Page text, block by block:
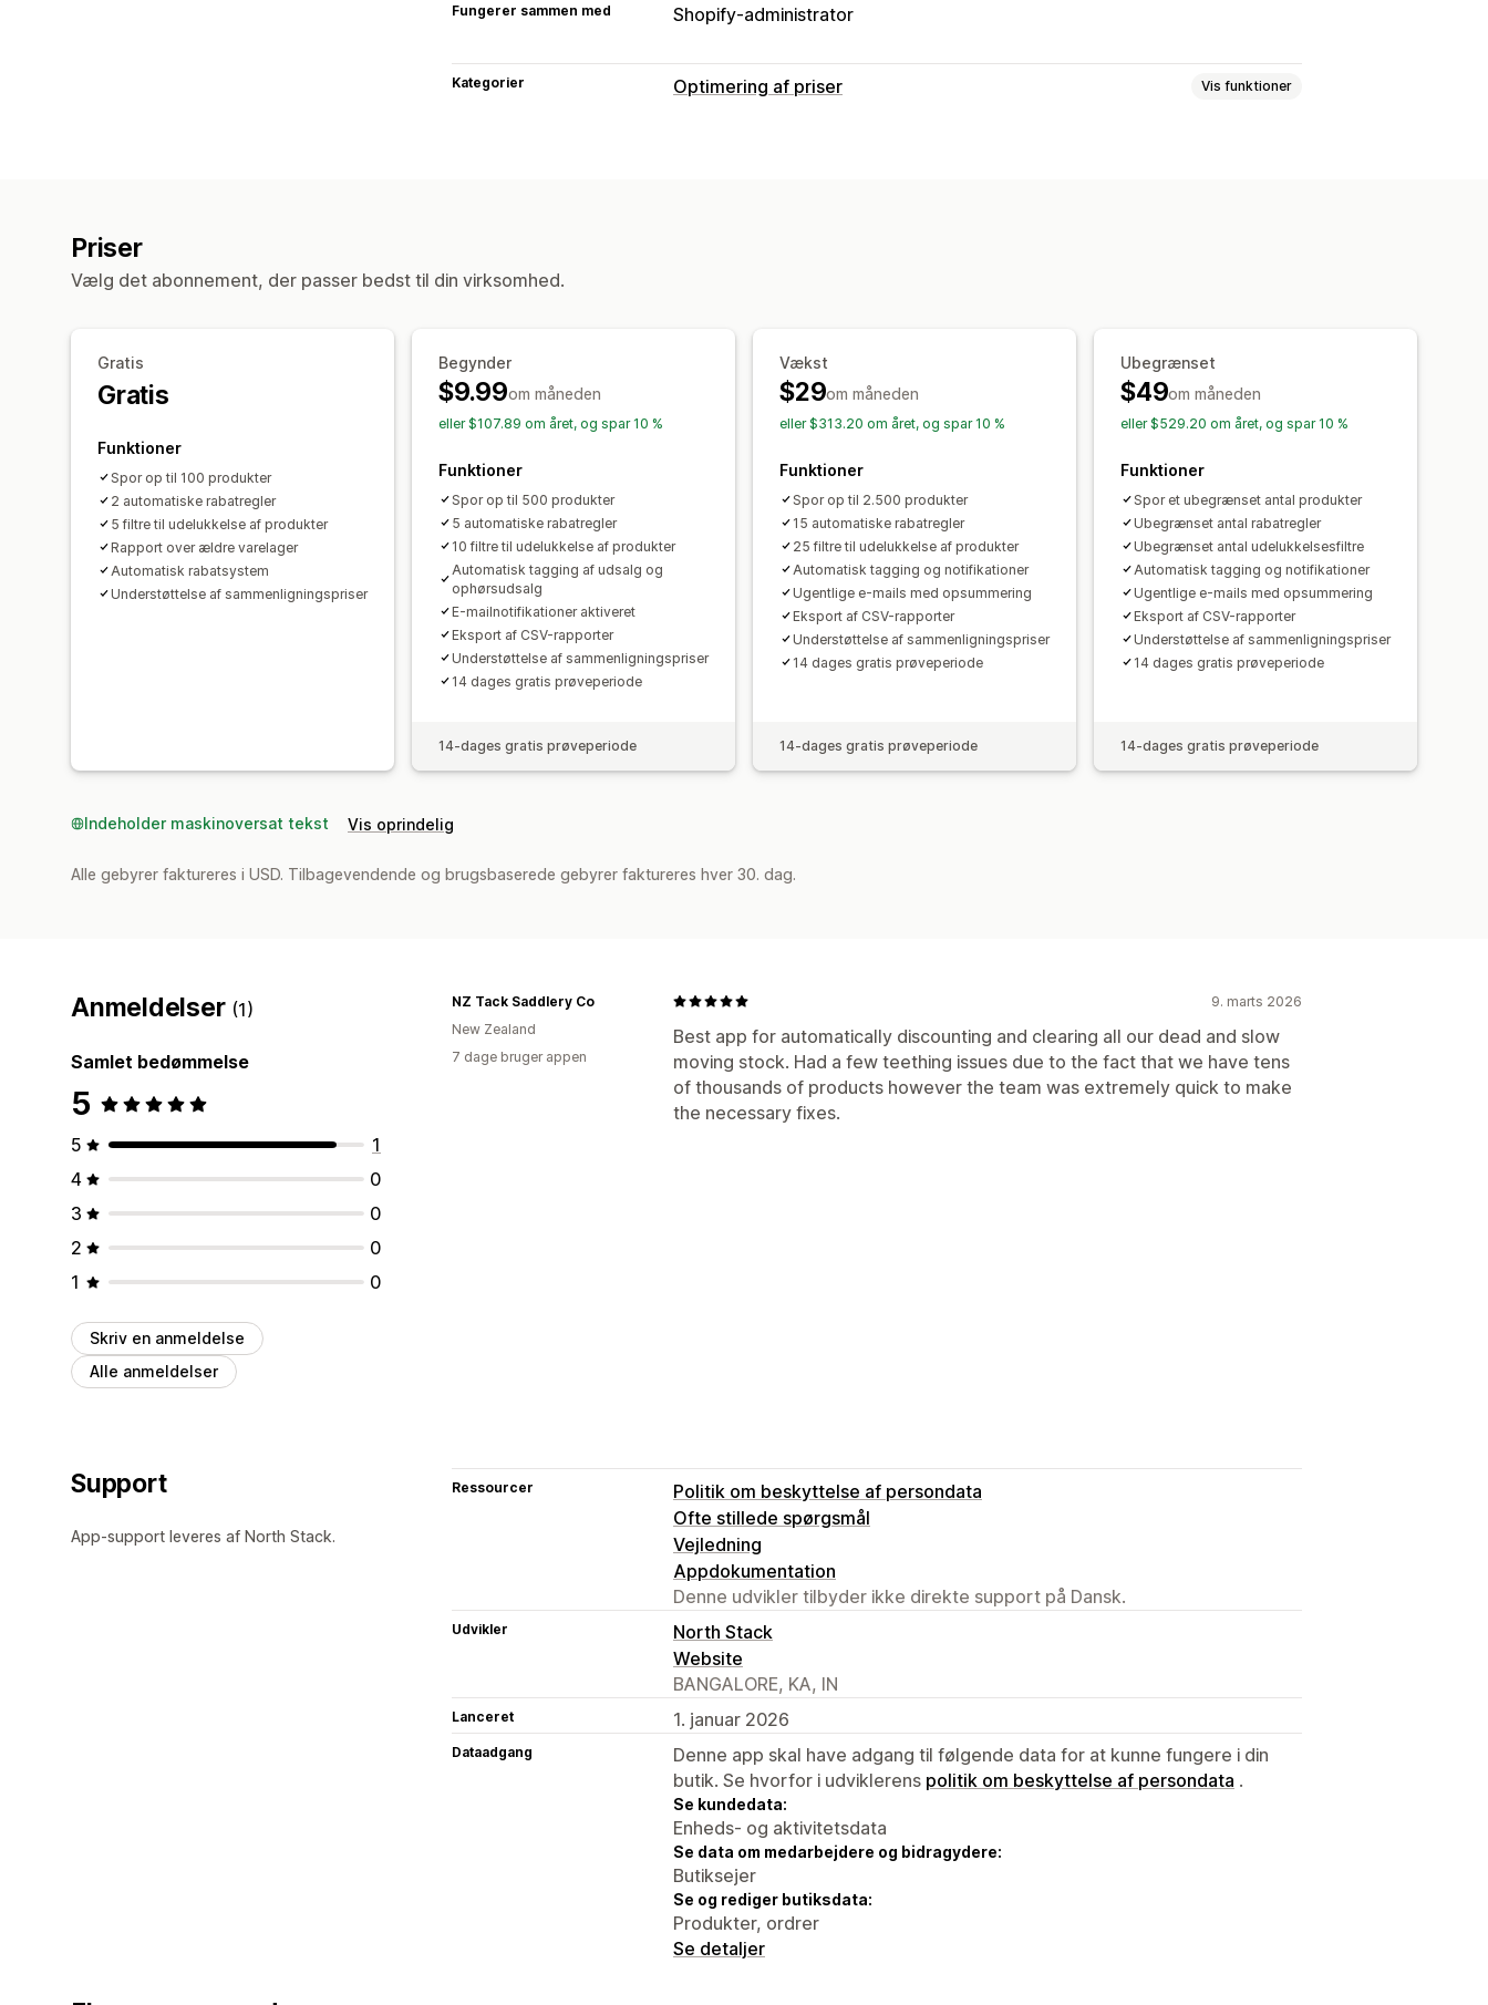
Fungerer sammen med Shopify-administrator
Kategorier Optimering af priser Vis funktioner
Kontrolpaneler
Priser
Vælg det abonnement, der passer bedst til din virksomhed.
Gratis
Gratis
Funktioner
Spor op til 100 produkter
2 automatiske rabatregler
5 filtre til udelukkelse af produkter
Rapport over ældre varelager
Automatisk rabatsystem
Understøttelse af sammenligningspriser
Begynder
$9.99om måneden
eller $107.89 om året, og spar 10 %
Funktioner
Spor op til 500 produkter
5 automatiske rabatregler
10 filtre til udelukkelse af produkter
Automatisk tagging af udsalg og
ophørsudsalg
E-mailnotifikationer aktiveret
Eksport af CSV-rapporter
Understøttelse af sammenligningspriser
14 dages gratis prøveperiode
14-dages gratis prøveperiode
Vækst
$29om måneden
eller $313.20 om året, og spar 10 %
Funktioner
Spor op til 2.500 produkter
15 automatiske rabatregler
25 filtre til udelukkelse af produkter
Automatisk tagging og notifikationer
Ugentlige e-mails med opsummering
Eksport af CSV-rapporter
Understøttelse af sammenligningspriser
14 dages gratis prøveperiode
14-dages gratis prøveperiode
Ubegrænset
$49om måneden
eller $529.20 om året, og spar 10 %
Funktioner
Spor et ubegrænset antal produkter
Ubegrænset antal rabatregler
Ubegrænset antal udelukkelsesfiltre
Automatisk tagging og notifikationer
Ugentlige e-mails med opsummering
Eksport af CSV-rapporter
Understøttelse af sammenligningspriser
14 dages gratis prøveperiode
14-dages gratis prøveperiode
Indeholder maskinoversat tekst Vis oprindelig
Alle gebyrer faktureres i USD. Tilbagevendende og brugsbaserede gebyrer faktureres hver 30. dag.
Anmeldelser (1)
Samlet bedømmelse
5
5
1
4
0
3
0
2
0
1
0
Skriv en anmeldelse
Alle anmeldelser
9. marts 2026
Best app for automatically discounting and clearing all our dead and slow
moving stock. Had a few teething issues due to the fact that we have tens
of thousands of products however the team was extremely quick to make
the necessary fixes.
NZ Tack Saddlery Co
New Zealand
7 dage bruger appen
Support
App-support leveres af North Stack.
Ressourcer
Politik om beskyttelse af persondata
Ofte stillede spørgsmål
Vejledning
Appdokumentation
Denne udvikler tilbyder ikke direkte support på Dansk.
Udvikler
North Stack
Website
BANGALORE, KA, IN
Lanceret 1. januar 2026
Dataadgang
Denne app skal have adgang til følgende data for at kunne fungere i din
butik. Se hvorfor i udviklerens politik om beskyttelse af persondata .
Se kundedata:
Enheds- og aktivitetsdata
Se data om medarbejdere og bidragydere:
Butiksejer
Se og rediger butiksdata:
Produkter, ordrer
Se detaljer